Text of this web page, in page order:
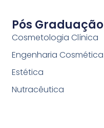
Pós Graduação
Cosmetologia Clínica
Engenharia Cosmética
Estética
Nutracêutica